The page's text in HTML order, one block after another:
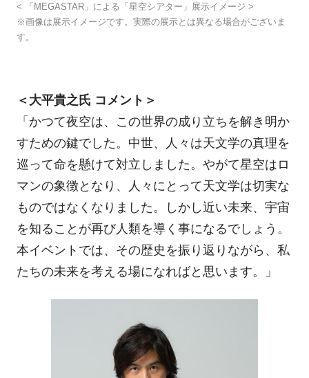
< 「MEGASTAR」による「星空シアター」展示イメージ >
※画像は展示イメージです。実際の展示とは異なる場合がございま
す。
＜大平貴之氏 コメント＞
「かつて夜空は、この世界の成り立ちを解き明か
すための鍵でした。中世、人々は天文学の真理を
巡って命を懸けて対立しました。やがて星空はロ
マンの象徴となり、人々にとって天文学は切実な
ものではなくなりました。しかし近い未来、宇宙
を知ることが再び人類を導く事になるでしょう。
本イベントでは、その歴史を振り返りながら、私
たちの未来を考える場になればと思います。」